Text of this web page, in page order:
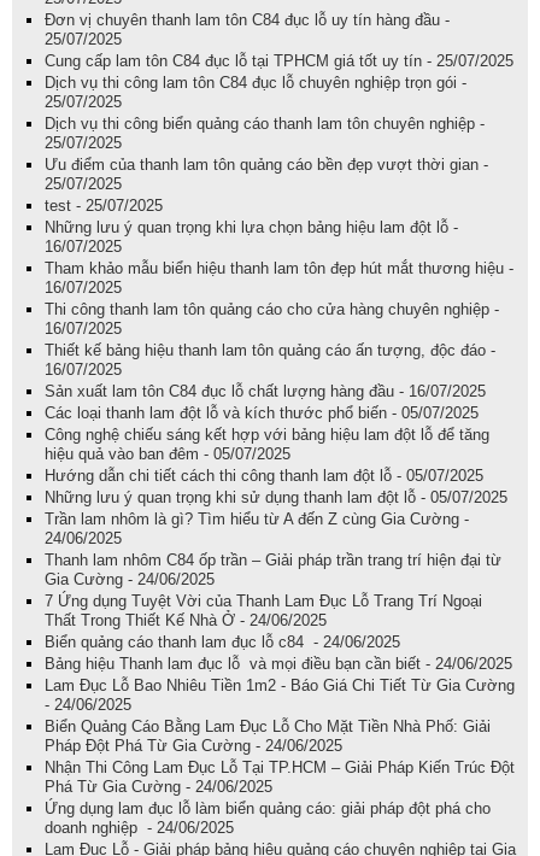
Đơn vị chuyên thanh lam tôn C84 đục lỗ uy tín hàng đầu -
25/07/2025
Cung cấp lam tôn C84 đục lỗ tại TPHCM giá tốt uy tín - 25/07/2025
Dịch vụ thi công lam tôn C84 đục lỗ chuyên nghiệp trọn gói -
25/07/2025
Dịch vụ thi công biển quảng cáo thanh lam tôn chuyên nghiệp -
25/07/2025
Ưu điểm của thanh lam tôn quảng cáo bền đẹp vượt thời gian -
25/07/2025
test - 25/07/2025
Những lưu ý quan trọng khi lựa chọn bảng hiệu lam đột lỗ -
16/07/2025
Tham khảo mẫu biển hiệu thanh lam tôn đẹp hút mắt thương hiệu -
16/07/2025
Thi công thanh lam tôn quảng cáo cho cửa hàng chuyên nghiệp -
16/07/2025
Thiết kế bảng hiệu thanh lam tôn quảng cáo ấn tượng, độc đáo -
16/07/2025
Sản xuất lam tôn C84 đục lỗ chất lượng hàng đầu - 16/07/2025
Các loại thanh lam đột lỗ và kích thước phổ biến - 05/07/2025
Công nghệ chiếu sáng kết hợp với bảng hiệu lam đột lỗ để tăng
hiệu quả vào ban đêm - 05/07/2025
Hướng dẫn chi tiết cách thi công thanh lam đột lỗ - 05/07/2025
Những lưu ý quan trọng khi sử dụng thanh lam đột lỗ - 05/07/2025
Trần lam nhôm là gì? Tìm hiểu từ A đến Z cùng Gia Cường -
24/06/2025
Thanh lam nhôm C84 ốp trần – Giải pháp trần trang trí hiện đại từ
Gia Cường - 24/06/2025
7 Ứng dụng Tuyệt Vời của Thanh Lam Đục Lỗ Trang Trí Ngoại
Thất Trong Thiết Kế Nhà Ở - 24/06/2025
Biển quảng cáo thanh lam đục lỗ c84 - 24/06/2025
Bảng hiệu Thanh lam đục lỗ và mọi điều bạn cần biết - 24/06/2025
Lam Đục Lỗ Bao Nhiêu Tiền 1m2 - Báo Giá Chi Tiết Từ Gia Cường
- 24/06/2025
Biển Quảng Cáo Bằng Lam Đục Lỗ Cho Mặt Tiền Nhà Phố: Giải
Pháp Đột Phá Từ Gia Cường - 24/06/2025
Nhận Thi Công Lam Đục Lỗ Tại TP.HCM – Giải Pháp Kiến Trúc Đột
Phá Từ Gia Cường - 24/06/2025
Ứng dụng lam đục lỗ làm biển quảng cáo: giải pháp đột phá cho
doanh nghiệp - 24/06/2025
Lam Đục Lỗ - Giải pháp bảng hiệu quảng cáo chuyên nghiệp tại Gia